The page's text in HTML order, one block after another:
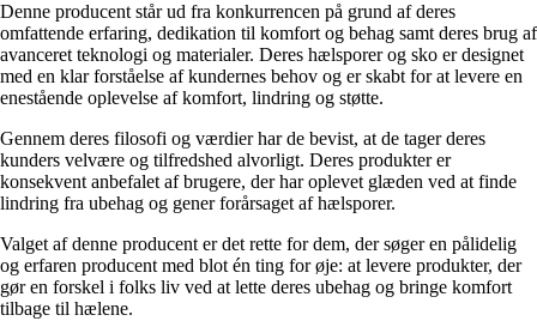
Denne producent står ud fra konkurrencen på grund af deres
omfattende erfaring, dedikation til komfort og behag samt deres brug af
avanceret teknologi og materialer. Deres hælsporer og sko er designet
med en klar forståelse af kundernes behov og er skabt for at levere en
enestående oplevelse af komfort, lindring og støtte.
Gennem deres filosofi og værdier har de bevist, at de tager deres
kunders velvære og tilfredshed alvorligt. Deres produkter er
konsekvent anbefalet af brugere, der har oplevet glæden ved at finde
lindring fra ubehag og gener forårsaget af hælsporer.
Valget af denne producent er det rette for dem, der søger en pålidelig
og erfaren producent med blot én ting for øje: at levere produkter, der
gør en forskel i folks liv ved at lette deres ubehag og bringe komfort
tilbage til hælene.